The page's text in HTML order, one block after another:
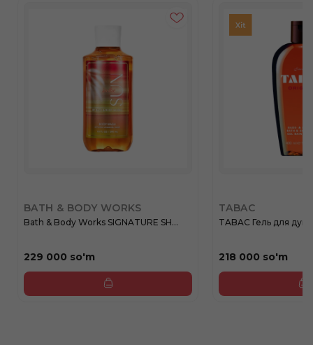
BATH & BODY WORKS
Bath & Body Works SIGNATURE SH...
229 000 so'm
TABAC
TABAC Гель для
218 000 so'm